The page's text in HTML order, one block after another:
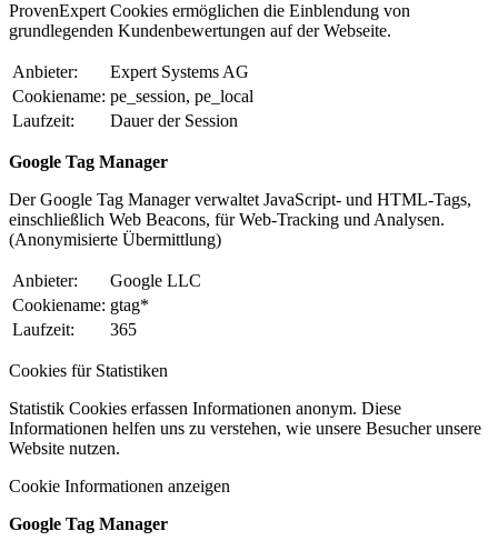
ProvenExpert Cookies ermöglichen die Einblendung von
grundlegenden Kundenbewertungen auf der Webseite.
Anbieter:
Expert Systems AG
Cookiename: pe_session, pe_local
Laufzeit:
Dauer der Session
Google Tag Manager
Der Google Tag Manager verwaltet JavaScript- und HTML-Tags,
einschließlich Web Beacons, für Web-Tracking und Analysen.
(Anonymisierte Übermittlung)
Anbieter:
Google LLC
Cookiename: gtag*
Laufzeit:
365
Cookies für Statistiken
Statistik Cookies erfassen Informationen anonym. Diese
Informationen helfen uns zu verstehen, wie unsere Besucher unsere
Website nutzen.
Cookie Informationen anzeigen
Google Tag Manager